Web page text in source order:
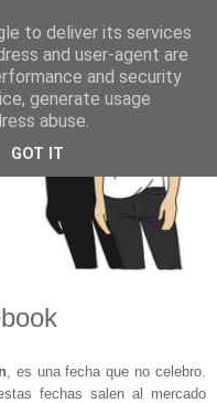
, es una fecha que no celebro.
fechas salen al mercado
to deliver its services
and user-agent are
and security
generate usage
abuse.
GOT IT